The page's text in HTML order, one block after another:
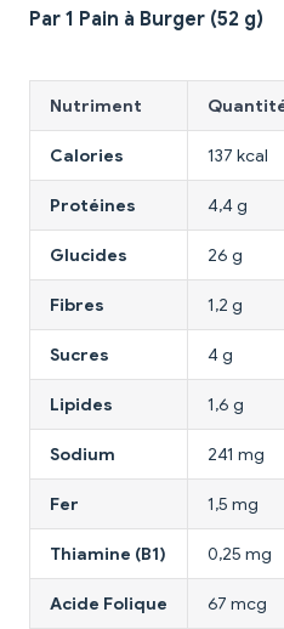
Par 1 Pain à Burger (52 g)
Nutriment
Calories 137 kcal
Protéines 4,4 g
Glucides 26 g
Fibres 1,2 g
Sucres 4 g
Lipides 1,6 g
Sodium 241 mg
Fer 1,5 mg
Thiamine (B1) 0,25 mg
Acide Folique 67 mcg